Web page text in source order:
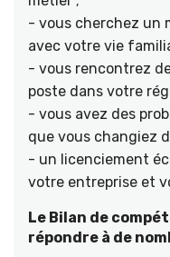
- vous cherchez un
avec votre vie
- vous rencontrez
poste dans votre
- vous avez des
que vous changiez
- un licenciement
votre entreprise et
Le Bilan de
répondre à de